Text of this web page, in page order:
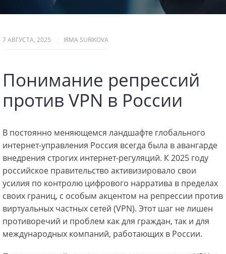
7 АВГУСТА, 2025 IRMA SURIKOVA
Понимание репрессий
против VPN в России
В постоянно меняющемся ландшафте глобального
интернет-управления Россия всегда была в авангарде
внедрения строгих интернет-регуляций. К 2025 году
российское правительство активизировало свои
усилия по контролю цифрового нарратива в пределах
своих границ, с особым акцентом на репрессии против
виртуальных частных сетей (VPN). Этот шаг не лишен
противоречий и проблем как для граждан, так и для
международных компаний, работающих в России.